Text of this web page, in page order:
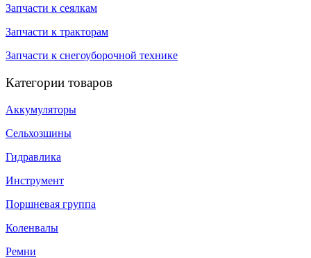
Запчасти к сеялкам
Запчасти к тракторам
Запчасти к снегоуборочной технике
Категории товаров
Аккумуляторы
Сельхозшины
Гидравлика
Инструмент
Поршневая группа
Коленвалы
Ремни